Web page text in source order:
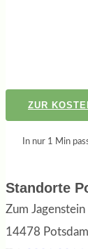
ZUR
In nur 1 Min
Standorte
Zum Jagenstein
14478 Potsdam